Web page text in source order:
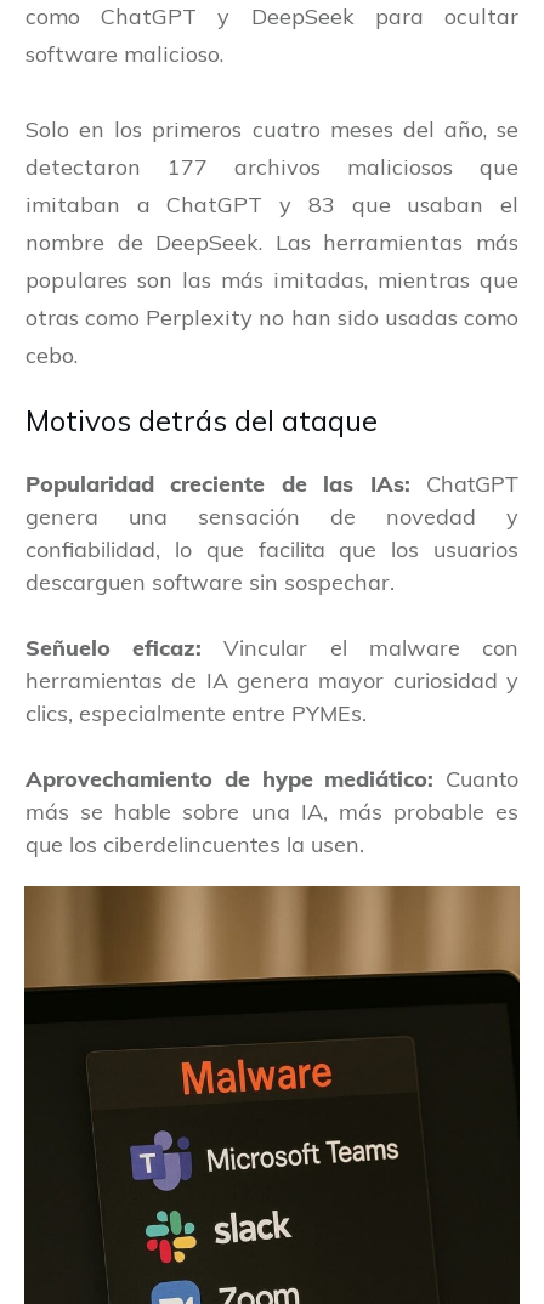
como ChatGPT y DeepSeek para ocultar
software malicioso.
Solo en los primeros cuatro meses del año, se
detectaron 177 archivos maliciosos que
imitaban a ChatGPT y 83 que usaban el
nombre de DeepSeek. Las herramientas más
populares son las más imitadas, mientras que
otras como Perplexity no han sido usadas como
cebo.
Motivos detrás del ataque
Popularidad creciente de las IAs: ChatGPT
genera una sensación de novedad y
confiabilidad, lo que facilita que los usuarios
descarguen software sin sospechar.
Señuelo eficaz: Vincular el malware con
herramientas de IA genera mayor curiosidad y
clics, especialmente entre PYMEs.
Aprovechamiento de hype mediático: Cuanto
más se hable sobre una IA, más probable es
que los ciberdelincuentes la usen.